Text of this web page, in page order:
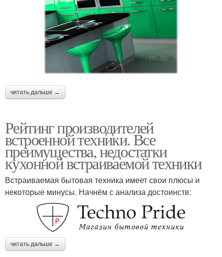
читать дальше →
Рейтинг производителей
встроенной техники. Все
преимущества, недостатки
кухонной встраиваемой техники
Встраиваемая бытовая техника имеет свои плюсы и
некоторые минусы. Начнём с анализа достоинств:
читать дальше →